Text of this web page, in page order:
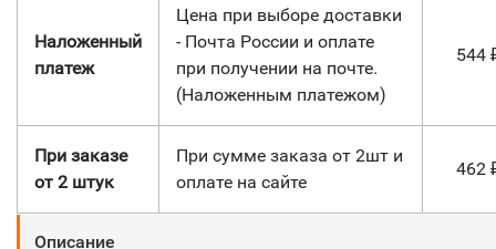
Наложенный
платеж
Цена при выборе доставки
- Почта России и оплате
при получении на почте.
(Наложенным платежом)
544
При заказе
от 2 штук
При сумме заказа от 2шт и
оплате на сайте
462
Описание